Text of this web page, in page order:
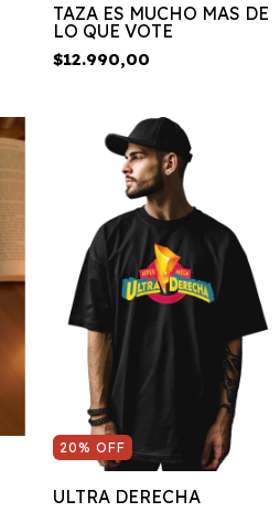
TAZA ES MUCHO MAS DE
LO QUE VOTE
$12.990,00
20% OFF
ULTRA DERECHA